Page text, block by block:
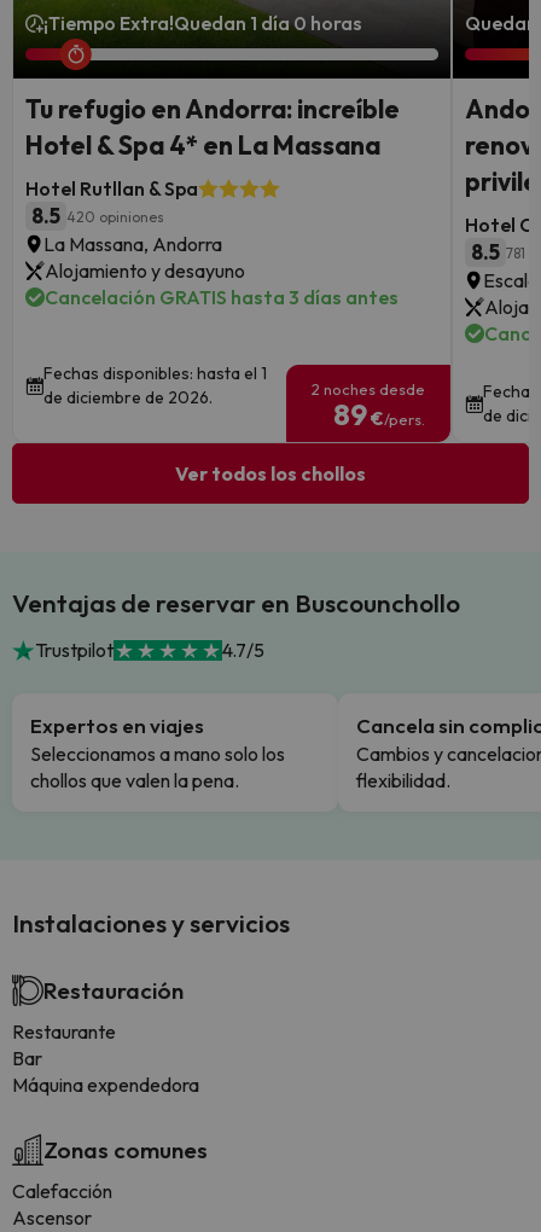
¡Tiempo Extra!Quedan 1 día 0 horas
Tu refugio en Andorra: increíble
Hotel & Spa 4* en La Massana
Hotel Rutllan & Spa
8.5 420 opiniones
La Massana, Andorra
Alojamiento y desayuno
Cancelación GRATIS hasta 3 días antes
Fechas disponibles: hasta el 1
de diciembre de 2026.
2 noches desde
89€/pers.
Hotel
8.5 781
de
Ver todos los chollos
Ventajas de reservar en Buscounchollo
Trustpilot 4.7/5
Expertos en viajes
Seleccionamos a mano solo los
chollos que valen la pena.
Cancela sin
Cambios y
flexibilidad.
Instalaciones y servicios
Restauración
Restaurante
Bar
Máquina expendedora
Zonas comunes
Calefacción
Ascensor